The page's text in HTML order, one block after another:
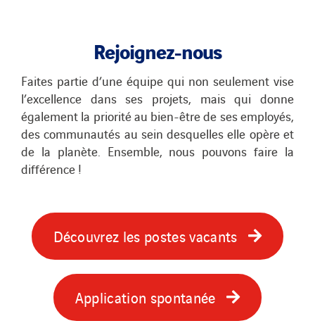
Rejoignez-nous
Faites partie d’une équipe qui non seulement vise
l’excellence dans ses projets, mais qui donne
également la priorité au bien-être de ses employés,
des communautés au sein desquelles elle opère et
de la planète. Ensemble, nous pouvons faire la
différence !
Découvrez les postes vacants
Application spontanée